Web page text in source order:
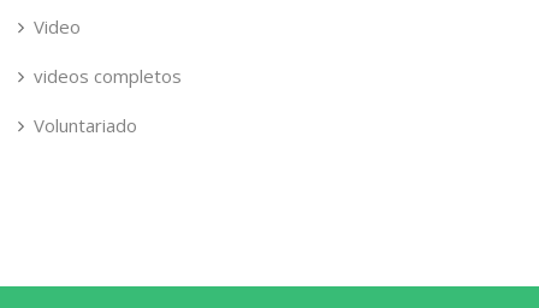
Video
videos completos
Voluntariado